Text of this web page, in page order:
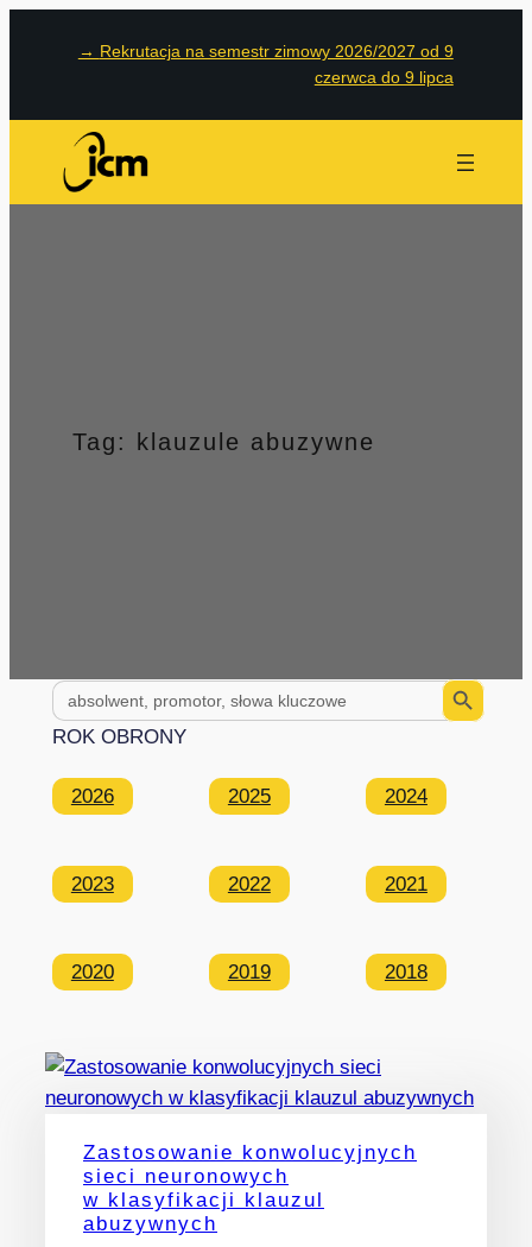
→ Rekrutacja na semestr zimowy 2026/2027 od 9
czerwca do 9 lipca
Tag: klauzule abuzywne
Search
for:
Search Button
ROK OBRONY
2026 2025 2024
2023 2022 2021
2020 2019 2018
Zastosowanie konwolucyjnych
sieci neuronowych
w klasyfikacji klauzul
abuzywnych